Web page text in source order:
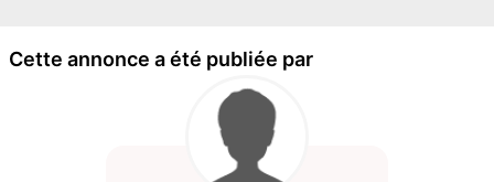
Cette annonce a été publiée par